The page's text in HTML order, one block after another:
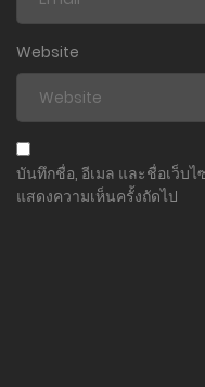
Website
บันทึกชื่อ, อีเมล และชื่อเว็บ
แสดงความเห็นครั้งถัดไป